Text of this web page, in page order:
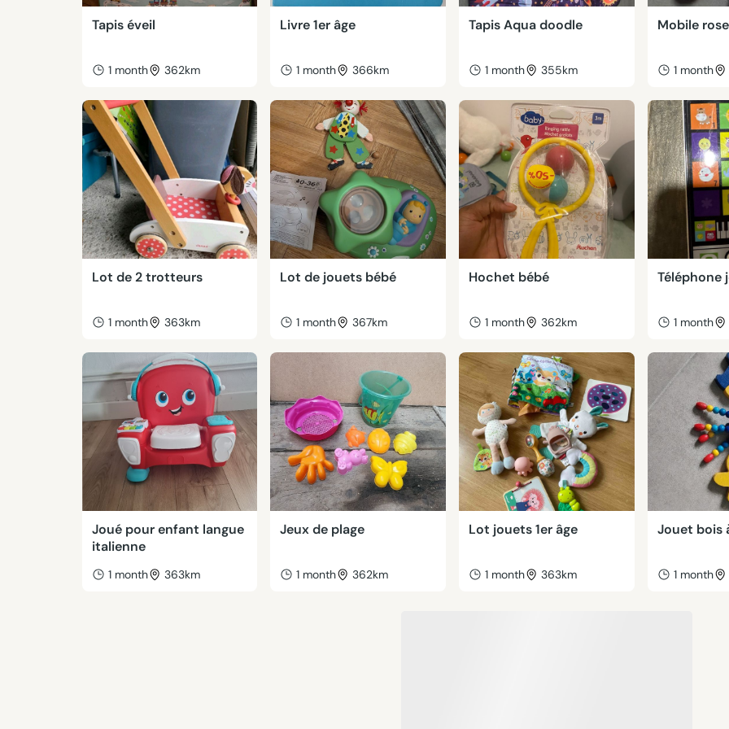
Tapis éveil
1 month 362km
Livre 1er âge
1 month 366km
Tapis Aqua doodle
1 month 355km
Mobile rose
1 month
Lot de 2 trotteurs
1 month 363km
Lot de jouets bébé
1 month 367km
Hochet bébé
1 month 362km
Téléphone
1 month
Joué pour enfant langue
italienne
1 month 363km
Jeux de plage
1 month 362km
Lot jouets 1er âge
1 month 363km
Jouet bois
1 month